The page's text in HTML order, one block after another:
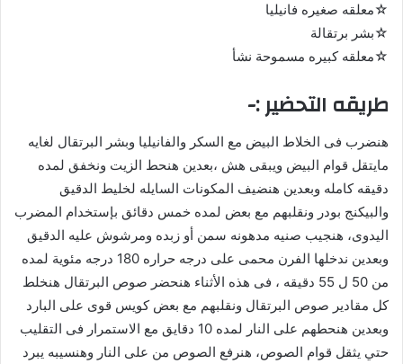
☆معلقه صغيره فانيليا
☆بشر برتقالة
☆معلقه كبيره مسموحة نشأ
طريقه التحضير :-
هنضرب فى الخلاط البيض مع السكر والفانيليا وبشر البرتقال لغايه
مايتقل قوام البيض ويبقى هش ،بعدين هنحط الزيت ونخفق لمده
دقيقه كامله وبعدين هنضيف المكونات السايله لخليط الدقيق
والبيكنج بودر ونقلبهم مع بعض لمده خمس دقائق بإستخدام المضرب
اليدوى، هنجيب صنيه مدهونه سمن أو زبده ومرشوش عليه الدقيق
وبعدين ندخلها الفرن محمى على درجه حراره 180 درجه مئوية لمده
من 50 ل 55 دقيقه ، فى هذه الأثناء هنحضر صوص البرتقال هنخلط
كل مقادير صوص البرتقال ونقلبهم مع بعض كويس قوى على البارد
وبعدين هنحطهم على النار لمده 10 دقايق مع الاستمرار فى التقليب
حتي يثقل قوام الصوص، هنرفع الصوص من على النار وهنسيبه يبرد